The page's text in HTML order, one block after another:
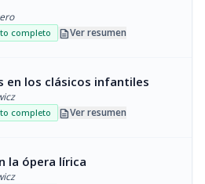
completo descriptionVer resumen
en los clásicos infantiles
completo descriptionVer resumen
la ópera lírica